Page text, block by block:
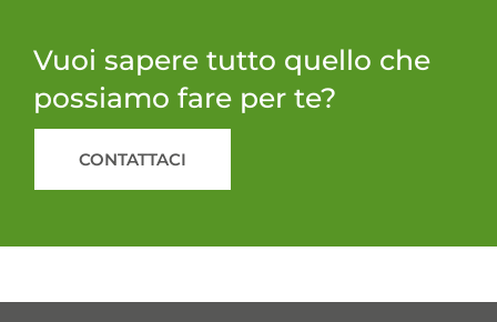
Vuoi sapere tutto quello che
possiamo fare per te?
CONTATTACI